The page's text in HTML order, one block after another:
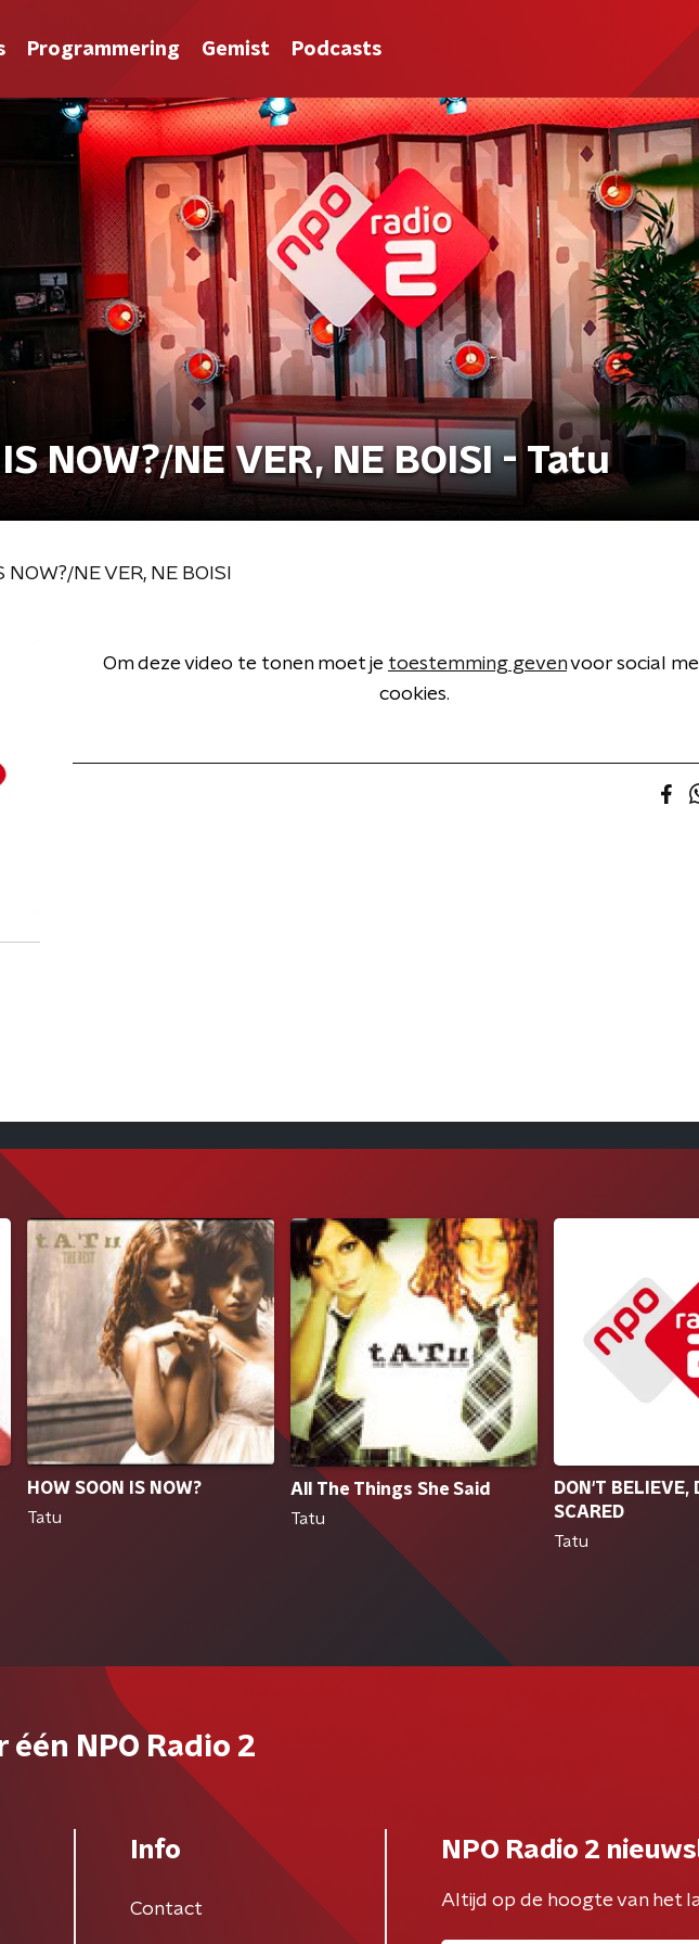
Programmering Gemist Podcasts
NOW?/NE VER, NE BOISI - Tatu
NOW?/NE VER, NE BOISI
Om deze video te tonen moet je toestemming gevenvoor social
cookies.
HOW SOON IS NOW?
Tatu
All The Things She Said
Tatu
DON'T BELIEVE,
SCARED
Tatu
één NPO Radio 2
Info
Contact
NPO Radio 2
Altijd op de hoogte van het